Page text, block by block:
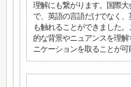
理解にも繋がります。国際
で、英語の言語だけでなく
も触れることができました
的な背景やニュアンスを理
ニケーションを取ることが可